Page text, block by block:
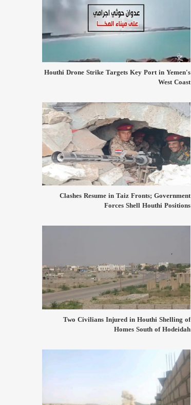
Houthi Drone Strike Targets Key Port in Yemen's
West Coast
Clashes Resume in Taiz Fronts; Government
Forces Shell Houthi Positions
Two Civilians Injured in Houthi Shelling of
Homes South of Hodeidah